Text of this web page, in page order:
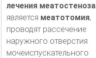
лечения меатостеноза
является меатотомия,
проводят рассечение
наружного отверстия
мочеиспускательного